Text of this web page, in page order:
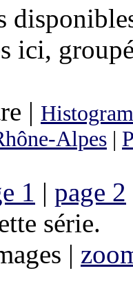
ici,
|
Alpes |
1 | page 2
série.
|